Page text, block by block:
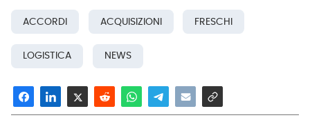
ACCORDI ACQUISIZIONI FRESCHI
LOGISTICA NEWS